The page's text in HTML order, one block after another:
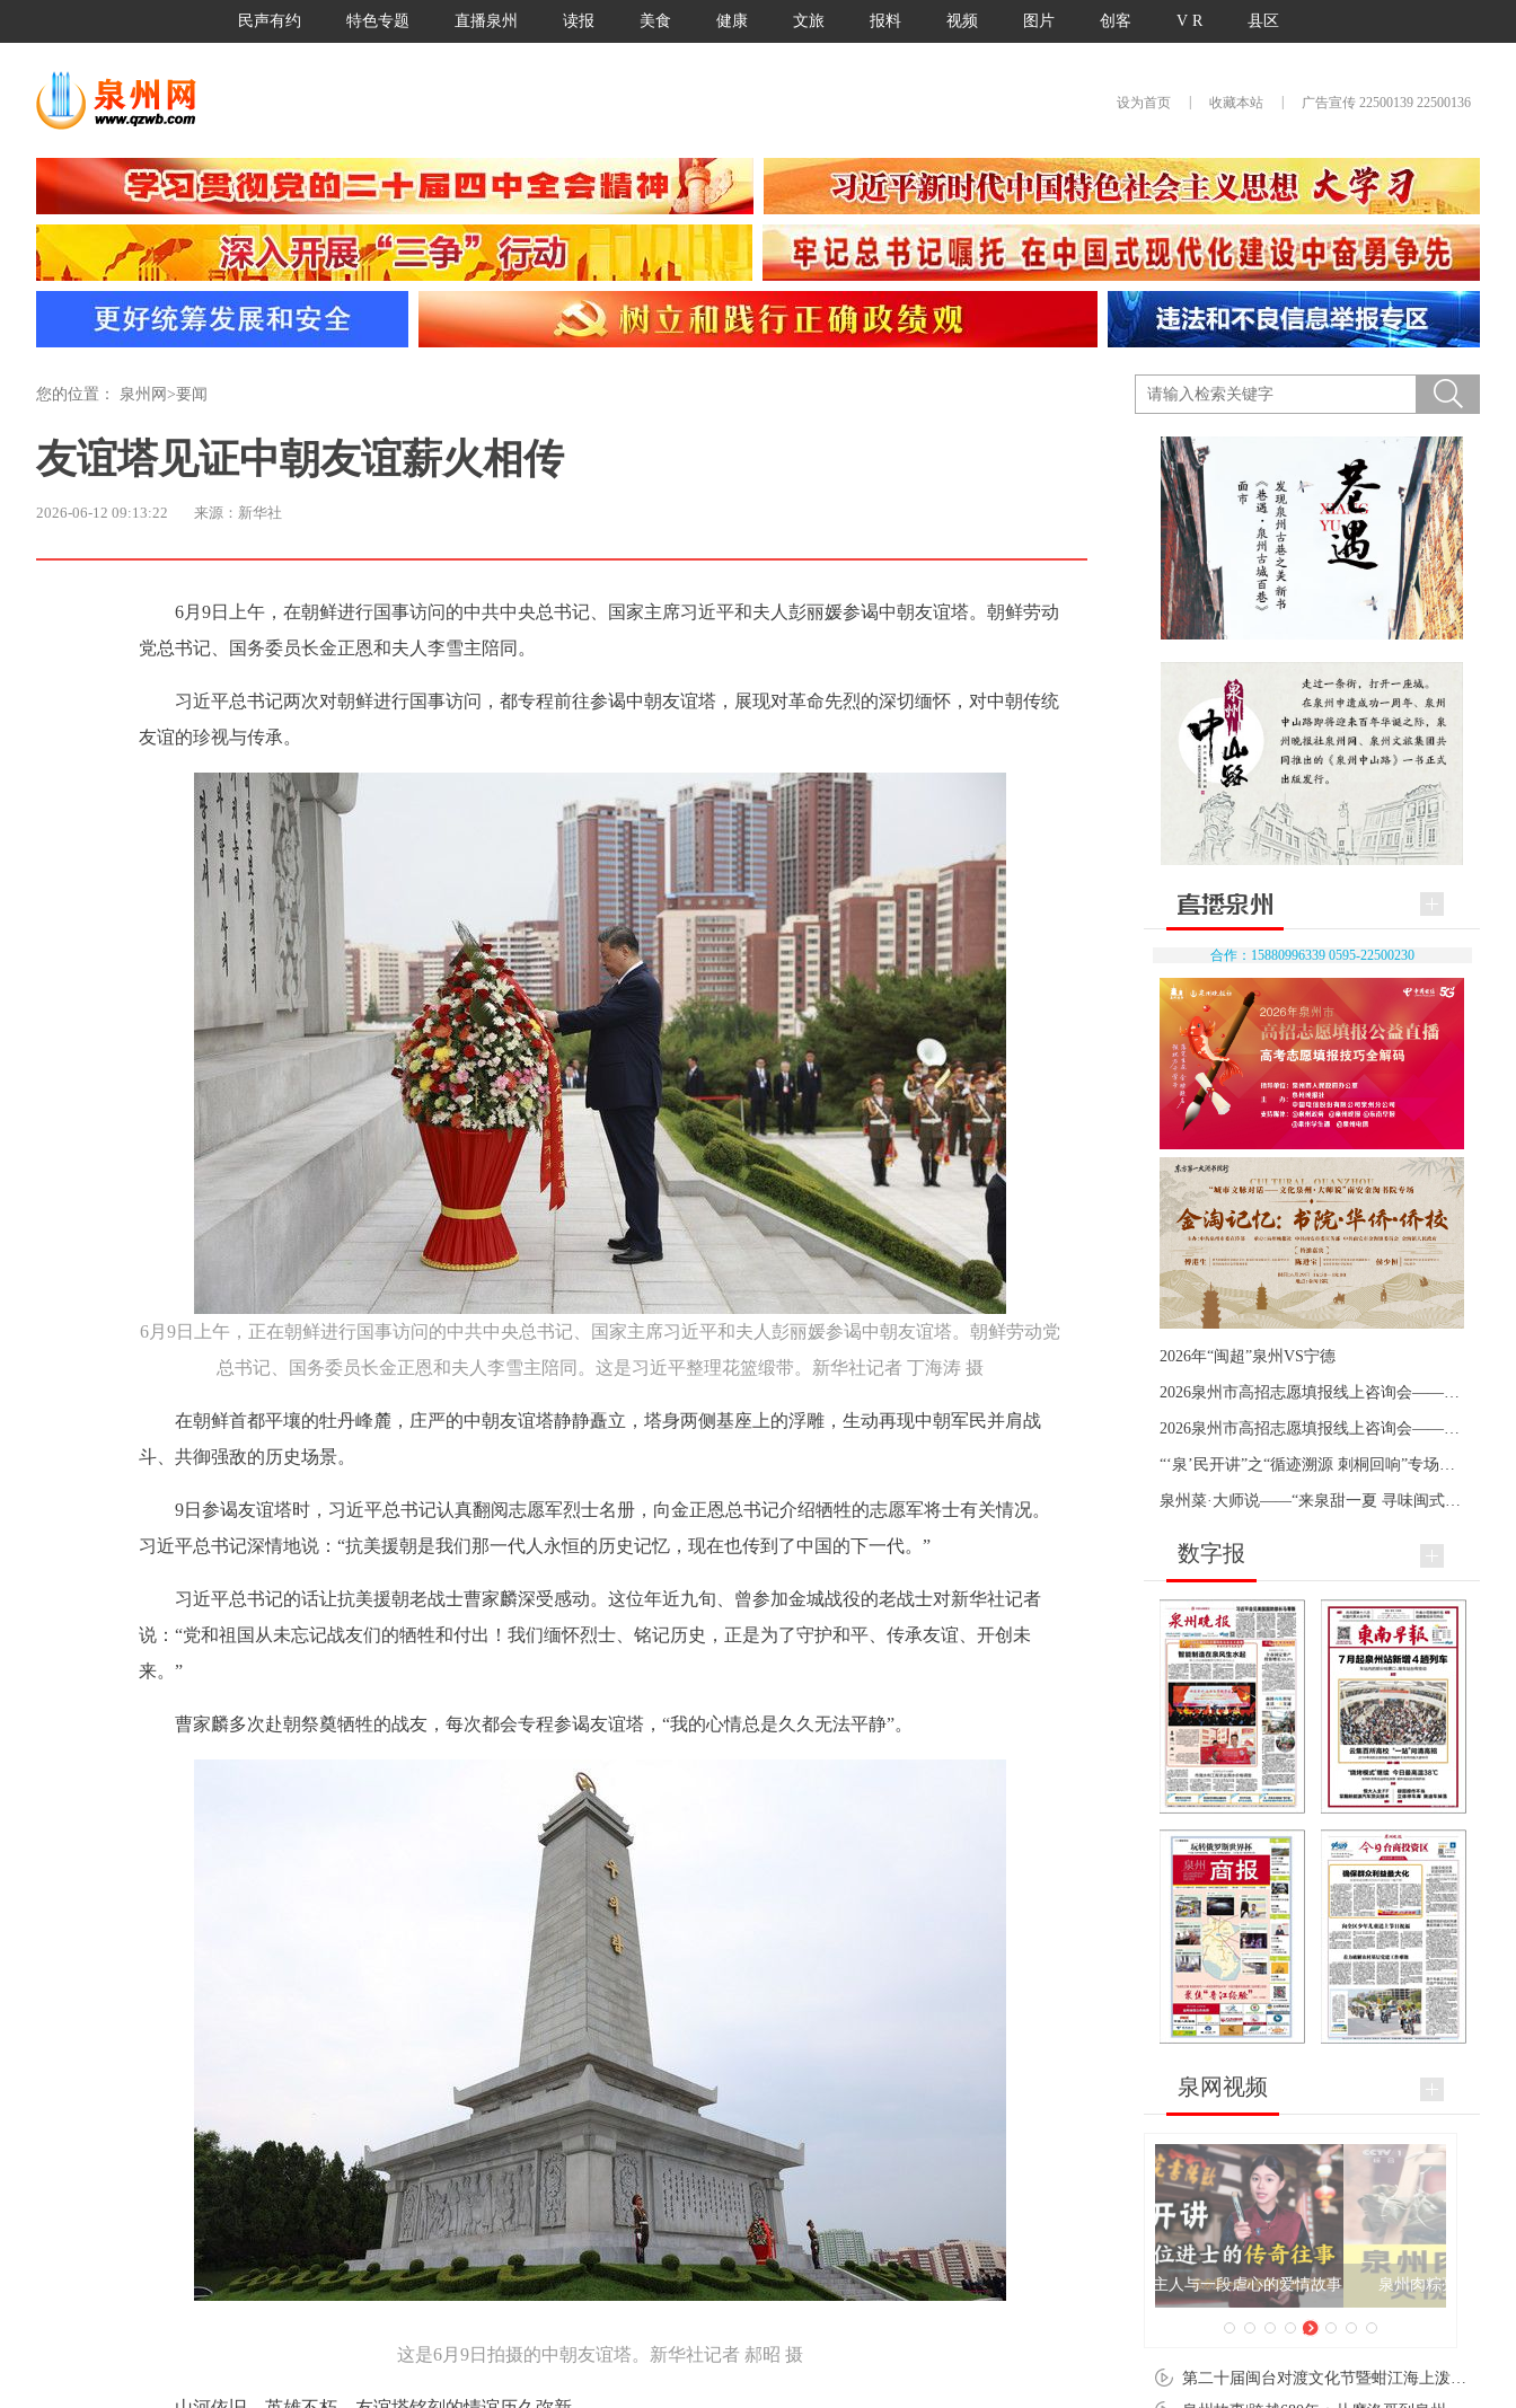
民声有约 特色专题 直播泉州 读报 美食 健康 文旅 报料 视频 图片 创客 V R 县区
设为首页 收藏本站 广告宣传 22500139 22500136
您的位置： 泉州网 >要闻
友谊塔见证中朝友谊薪火相传
2026-06-12 09:13:22 来源：新华社
6月9日上午，在朝鲜进行国事访问的中共中央总书记、国家主席习近平和夫人彭丽媛参谒中朝友谊塔。朝鲜劳动
党总书记、国务委员长金正恩和夫人李雪主陪同。
习近平总书记两次对朝鲜进行国事访问，都专程前往参谒中朝友谊塔，展现对革命先烈的深切缅怀，对中朝传统
友谊的珍视与传承。
6月9日上午，正在朝鲜进行国事访问的中共中央总书记、国家主席习近平和夫人彭丽媛参谒中朝友谊塔。朝鲜劳动党
总书记、国务委员长金正恩和夫人李雪主陪同。这是习近平整理花篮缎带。新华社记者 丁海涛 摄
在朝鲜首都平壤的牡丹峰麓，庄严的中朝友谊塔静静矗立，塔身两侧基座上的浮雕，生动再现中朝军民并肩战
斗、共御强敌的历史场景。
9日参谒友谊塔时，习近平总书记认真翻阅志愿军烈士名册，向金正恩总书记介绍牺牲的志愿军将士有关情况。
习近平总书记深情地说：“抗美援朝是我们那一代人永恒的历史记忆，现在也传到了中国的下一代。”
习近平总书记的话让抗美援朝老战士曹家麟深受感动。这位年近九旬、曾参加金城战役的老战士对新华社记者
说：“党和祖国从未忘记战友们的牺牲和付出！我们缅怀烈士、铭记历史，正是为了守护和平、传承友谊、开创未
来。”
曹家麟多次赴朝祭奠牺牲的战友，每次都会专程参谒友谊塔，“我的心情总是久久无法平静”。
这是6月9日拍摄的中朝友谊塔。新华社记者 郝昭 摄
合作：15880996339 0595-22500230
2026年“闽超”泉州VS宁德
数字报
泉网视频
泉州肉粽亮相央视《新闻联播》